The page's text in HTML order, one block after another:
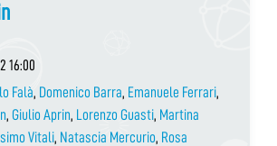
16:00
Falà, Domenico Barra, Emanuele Ferrari,
, Giulio Aprin, Lorenzo Guasti, Martina
Vitali, Natascia Mercurio, Rosa